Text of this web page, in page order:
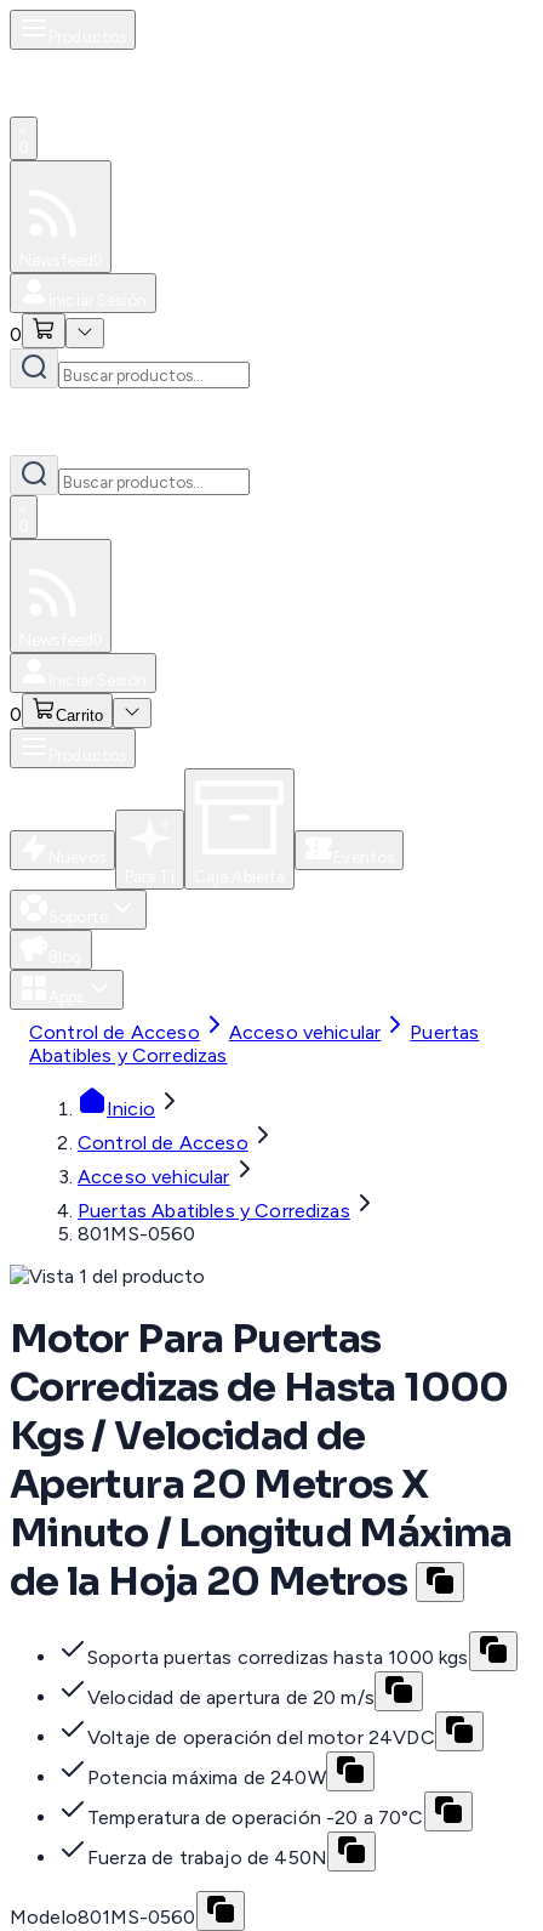
0
0 Carrito
Control de Acceso Acceso vehicular
Puertas
Abatibles y Corredizas
Inicio
Control de Acceso
Acceso vehicular
Puertas Abatibles y Corredizas
801MS-0560
Motor Para Puertas
Corredizas de Hasta 1000
Kgs / Velocidad de
Apertura 20 Metros X
Minuto / Longitud Máxima
de la Hoja 20 Metros
Soporta puertas corredizas hasta 1000 kgs
Velocidad de apertura de 20 m/s
Voltaje de operación del motor 24VDC
Potencia máxima de 240W
Temperatura de operación -20 a 70°C
Fuerza de trabajo de 450N
Modelo801MS-0560